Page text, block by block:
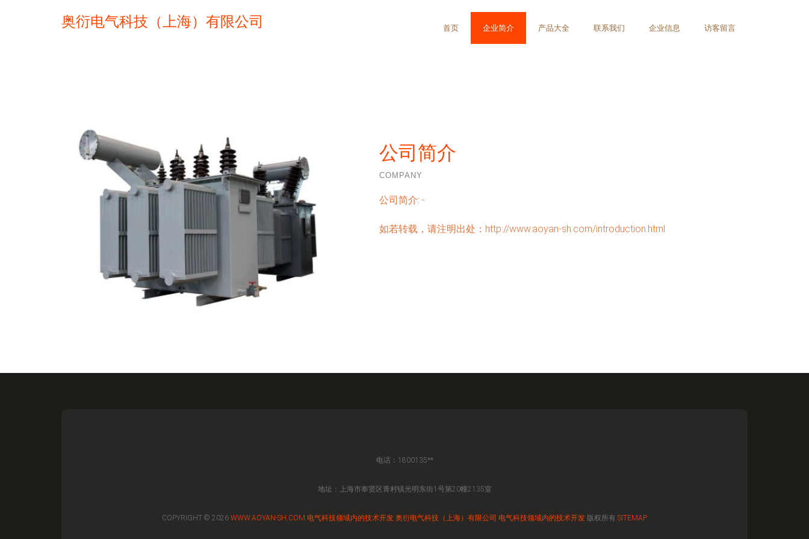
奥衍电气科技（上海）有限公司 首页 企业简介 产品大全 联系我们 企业信息 访客留言
公司简介
COMPANY
公司简介: -
如若转载，请注明出处：http://www.aoyan-sh.com/introduction.html
电话：1800135**
地址：上海市奉贤区青村镇光明东街1号第20幢2135室
COPYRIGHT © 2026 WWW.AOYAN-SH.COM 电气科技领域内的技术开发 奥衍电气科技（上海）有限公司 电气科技领域内的技术开发 版权所有 SITEMAP